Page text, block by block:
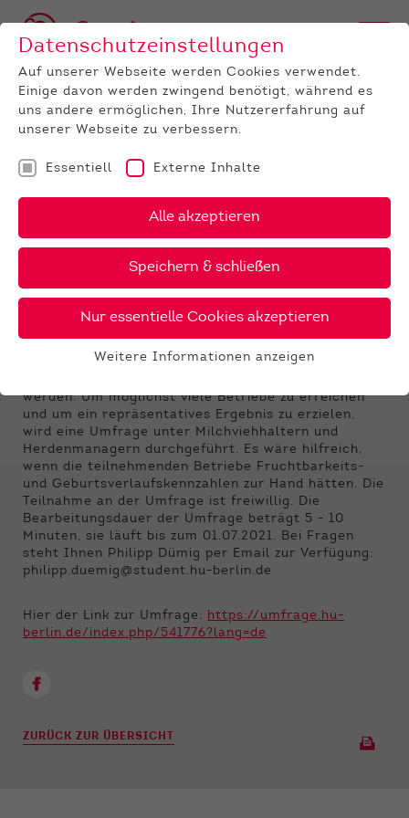
UNTERNEHMEN News
Umfrage im Rahmen einer
Bachelorarbeit
„Einsatz von gesextem Sperma in der
werden. Um möglichst viele Betriebe zu erreichen
und um ein repräsentatives Ergebnis zu erzielen,
wird eine Umfrage unter Milchviehhaltern und
Herdenmanagern durchgeführt. Es wäre hilfreich,
wenn die teilnehmenden Betriebe Fruchtbarkeits-
und Geburtsverlaufskennzahlen zur Hand hätten. Die
Teilnahme an der Umfrage ist freiwillig. Die
Bearbeitungsdauer der Umfrage beträgt 5 - 10
Minuten, sie läuft bis zum 01.07.2021. Bei Fragen
steht Ihnen Philipp Dümig per Email zur Verfügung:
philipp.duemig@student.hu-berlin.de
Hier der Link zur Umfrage: https://umfrage.hu-
berlin.de/index.php/541776?lang=de
ZURÜCK ZUR ÜBERSICHT
Datenschutzeinstellungen
Auf unserer Webseite werden Cookies verwendet.
Einige davon werden zwingend benötigt, während es
uns andere ermöglichen, Ihre Nutzererfahrung auf
unserer Webseite zu verbessern.
Essentiell Externe Inhalte
Alle akzeptieren
Speichern & schließen
Nur essentielle Cookies akzeptieren
Funktionen der Webseite benötigt. Dadurch ist
gewährleistet, dass die Webseite einwandfrei
funktioniert.
Name cookie_optin
Qnetics
Laufzeit 1 Jahr
Cookie-Informationen anzeigen
Externe Inhalte
Wir verwenden auf unserer Website externe
Inhalte, um Ihnen zusätzliche Informationen
Weitere Informationen anzeigen